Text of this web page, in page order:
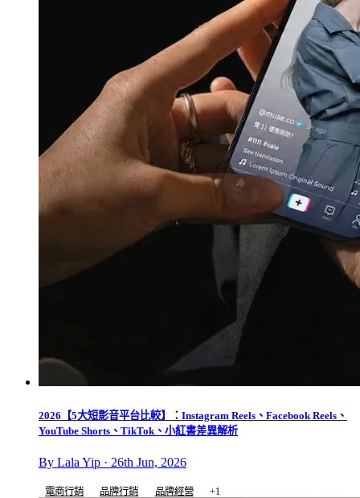
2026【5大短影音平台比較】：Instagram Reels、Facebook Reels、
YouTube Shorts、TikTok、小紅書差異解析
By Lala Yip · 26th Jun, 2026
電商行銷 品牌行銷 品牌經營 +1